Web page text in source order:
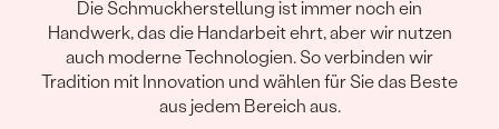
Die Schmuckherstellung ist immer noch ein
Handwerk, das die Handarbeit ehrt, aber wir nutzen
auch moderne Technologien. So verbinden wir
Tradition mit Innovation und wählen für Sie das Beste
aus jedem Bereich aus.